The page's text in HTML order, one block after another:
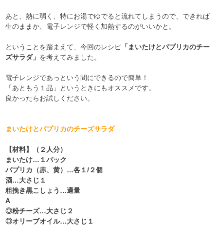
あと、熱に弱く、特にお湯でゆでると流れてしまうので、できれば
生のままか、電子レンジで軽く加熱するのがいいかと。
ということを踏まえて、今回のレシピ 「まいたけとパプリカのチー
ズサラダ」 を考えてみました。
電子レンジであっという間にできるので簡単！
「あともう１品」というときにもオススメです。
良かったらお試しください。
まいたけとパプリカのチーズサラダ
【材料】（２人分）
まいたけ…１パック
パプリカ（赤、黄）…各１/２個
酒…大さじ１
粗挽き黒こしょう…適量
A
◎粉チーズ…大さじ２
◎オリーブオイル…大さじ１